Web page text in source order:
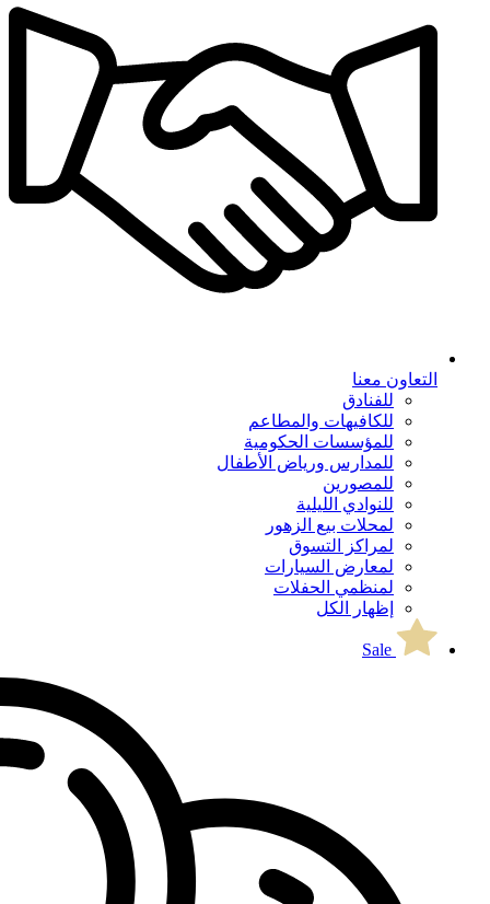
التعاون معنا
للفنادق
للكافيهات والمطاعم
للمؤسسات الحكومية
للمدارس ورياض الأطفال
للمصورين
للنوادي الليلية
لمحلات بيع الزهور
لمراكز التسوق
لمعارض السيارات
لمنظمي الحفلات
إظهار الكل